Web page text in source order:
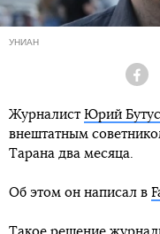
УНИАН
Журналист Юрий
внештатным
Тарана два месяца.
Об этом он написал в